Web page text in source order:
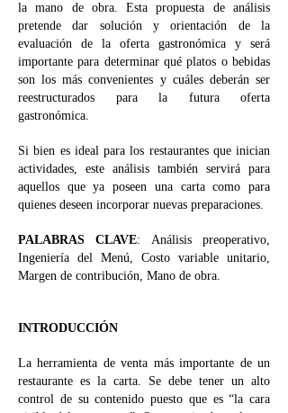
la mano de obra. Esta propuesta de análisis
pretende dar solución y orientación de la
evaluación de la oferta gastronómica y será
importante para determinar qué platos o bebidas
son los más convenientes y cuáles deberán ser
reestructurados para la futura oferta
gastronómica.
Si bien es ideal para los restaurantes que inician
actividades, este análisis también servirá para
aquellos que ya poseen una carta como para
quienes deseen incorporar nuevas preparaciones.
PALABRAS CLAVE: Análisis preoperativo,
Ingeniería del Menú, Costo variable unitario,
Margen de contribución, Mano de obra.
INTRODUCCIÓN
La herramienta de venta más importante de un
restaurante es la carta. Se debe tener un alto
control de su contenido puesto que es “la cara